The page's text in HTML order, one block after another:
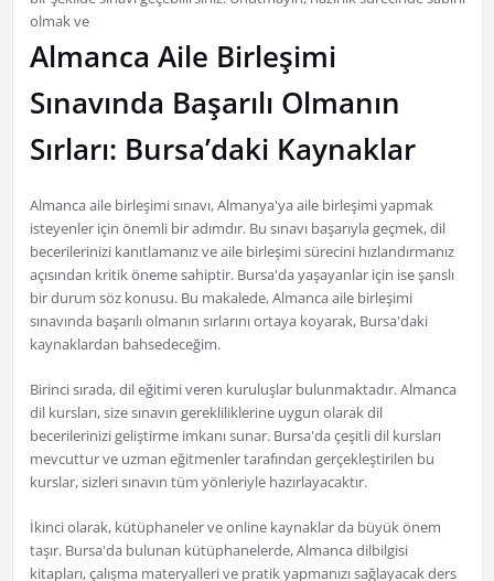
olmak ve
Almanca Aile Birleşimi
Sınavında Başarılı Olmanın
Sırları: Bursa’daki Kaynaklar
Almanca aile birleşimi sınavı, Almanya'ya aile birleşimi yapmak
isteyenler için önemli bir adımdır. Bu sınavı başarıyla geçmek, dil
becerilerinizi kanıtlamanız ve aile birleşimi sürecini hızlandırmanız
açısından kritik öneme sahiptir. Bursa'da yaşayanlar için ise şanslı
bir durum söz konusu. Bu makalede, Almanca aile birleşimi
sınavında başarılı olmanın sırlarını ortaya koyarak, Bursa'daki
kaynaklardan bahsedeceğim.
Birinci sırada, dil eğitimi veren kuruluşlar bulunmaktadır. Almanca
dil kursları, size sınavın gerekliliklerine uygun olarak dil
becerilerinizi geliştirme imkanı sunar. Bursa'da çeşitli dil kursları
mevcuttur ve uzman eğitmenler tarafından gerçekleştirilen bu
kurslar, sizleri sınavın tüm yönleriyle hazırlayacaktır.
İkinci olarak, kütüphaneler ve online kaynaklar da büyük önem
taşır. Bursa'da bulunan kütüphanelerde, Almanca dilbilgisi
kitapları, çalışma materyalleri ve pratik yapmanızı sağlayacak ders